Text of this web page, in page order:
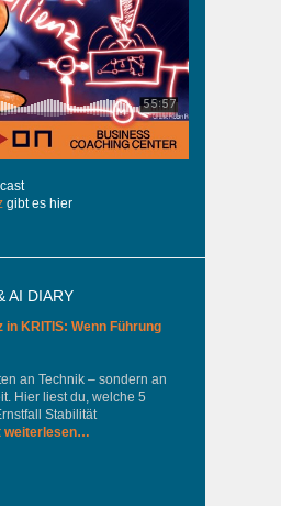
gibt es hier
AI DIARY
KRITIS: Wenn Führung
an Technik – sondern an
Hier liest du, welche 5
Stabilität
weiterlesen…